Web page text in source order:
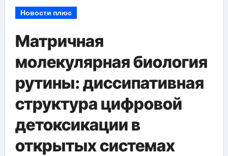
Новости плюс
Матричная
молекулярная биология
рутины: диссипативная
структура цифровой
детоксикации в
открытых системах